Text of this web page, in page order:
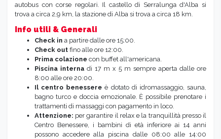
autobus con corse regolari. Il castello di Serralunga d'Alba si
trova a circa 2,9 km, la stazione di Alba si trova a circa 18 km.
Info utili & Generali
Check in a partire dalle ore 15:00.
Check out fino alle ore 12:00.
Prima colazione con buffet all'americana.
Piscina interna di 17 m x 5 m sempre aperta dalle ore
8:00 alle ore 20:00.
Il centro benessere è dotato di idromassaggio, sauna,
bagno turco e doccia emozionale. È possibile prenotare i
trattamenti di massaggi con pagamento in loco.
Attenzione: per garantire il relax e la tranquillità presso il
Centro Benessere, i bambini di età inferiore ai 14 anni
possono accedere alla piscina dalle 08:00 alle 14:00